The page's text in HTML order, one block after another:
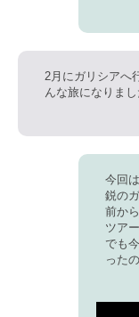
2月にガリシアへ
んな旅になりまし
今回
鋭の
前か
ツア
でも
った